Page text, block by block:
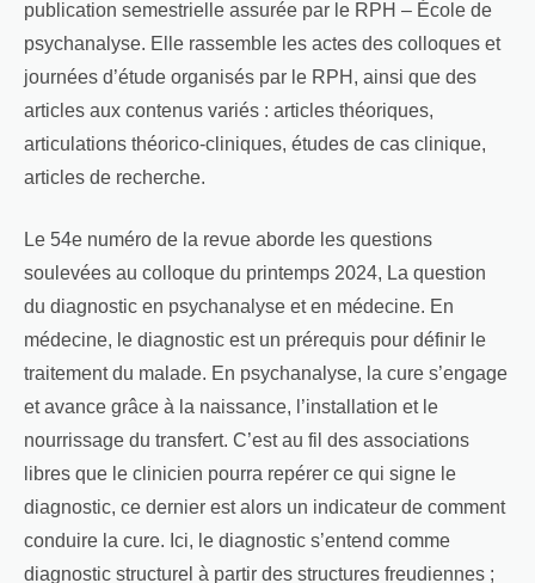
publication semestrielle assurée par le RPH – École de
psychanalyse. Elle rassemble les actes des colloques et
journées d’étude organisés par le RPH, ainsi que des
articles aux contenus variés : articles théoriques,
articulations théorico-cliniques, études de cas clinique,
articles de recherche.
Le 54e numéro de la revue aborde les questions
soulevées au colloque du printemps 2024, La question
du diagnostic en psychanalyse et en médecine. En
médecine, le diagnostic est un prérequis pour définir le
traitement du malade. En psychanalyse, la cure s’engage
et avance grâce à la naissance, l’installation et le
nourrissage du transfert. C’est au fil des associations
libres que le clinicien pourra repérer ce qui signe le
diagnostic, ce dernier est alors un indicateur de comment
conduire la cure. Ici, le diagnostic s’entend comme
diagnostic structurel à partir des structures freudiennes ;